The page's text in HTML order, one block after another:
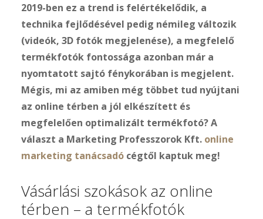
2019-ben ez a trend is felértékelődik, a
technika fejlődésével pedig némileg változik
(videók, 3D fotók megjelenése), a megfelelő
termékfotók fontossága azonban már a
nyomtatott sajtó fénykorában is megjelent.
Mégis, mi az amiben még többet tud nyújtani
az online térben a jól elkészített és
megfelelően optimalizált termékfotó? A
választ a Marketing Professzorok Kft. online
marketing tanácsadócégtől kaptuk meg!
Vásárlási szokások az online
térben – a termékfotók